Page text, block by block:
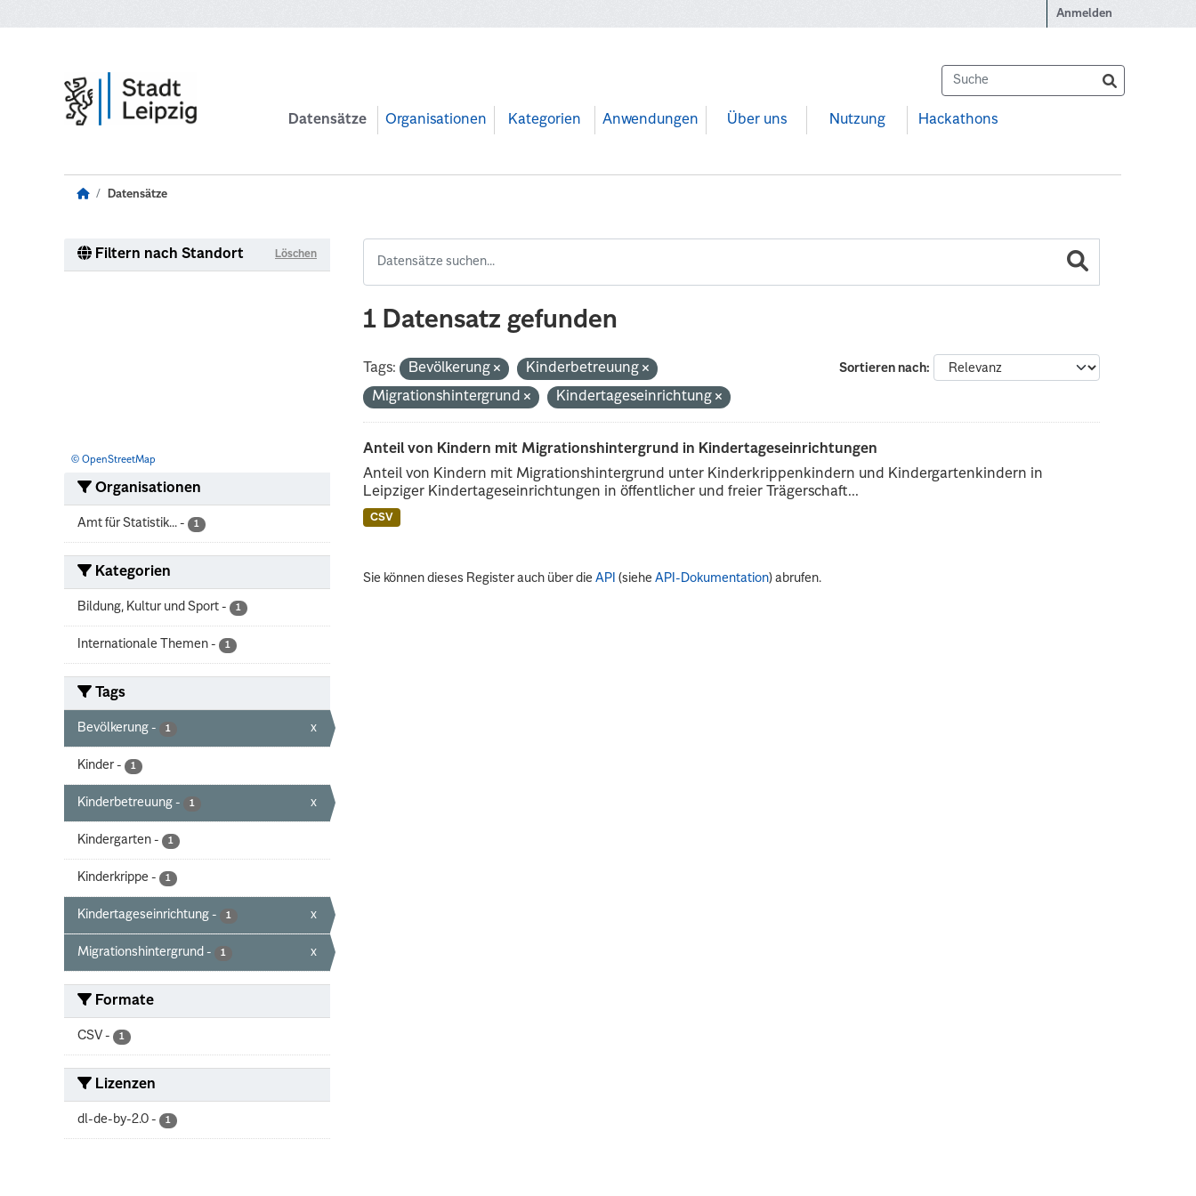
Anmelden
Datensätze Organisationen Kategorien Anwendungen Über uns Nutzung Hackathons
Datensätze
Filtern nach Standort Löschen
© OpenStreetMap
Organisationen
Amt für Statistik... - 1
Kategorien
Bildung, Kultur und Sport - 1
Internationale Themen - 1
Tags
Bevölkerung - 1 x
Kinder - 1
Kinderbetreuung - 1 x
Kindergarten - 1
Kinderkrippe - 1
Kindertageseinrichtung - 1 x
Migrationshintergrund - 1 x
Formate
CSV - 1
Lizenzen
dl-de-by-2.0 - 1
1 Datensatz gefunden
Sortieren nach
Tags: Bevölkerung
Kinderbetreuung
Migrationshintergrund
Kindertageseinrichtung
Anteil von Kindern mit Migrationshintergrund in Kindertageseinrichtungen
Anteil von Kindern mit Migrationshintergrund unter Kinderkrippenkindern und Kindergartenkindern in
Leipziger Kindertageseinrichtungen in öffentlicher und freier Trägerschaft...
CSV
Sie können dieses Register auch über dieAPI (sieheAPI-Dokumentation) abrufen.